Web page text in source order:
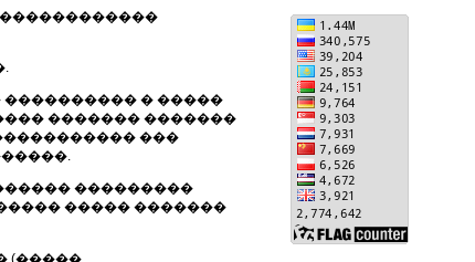
���������� � �����
������� �������
���
���������
����� �������
(�����